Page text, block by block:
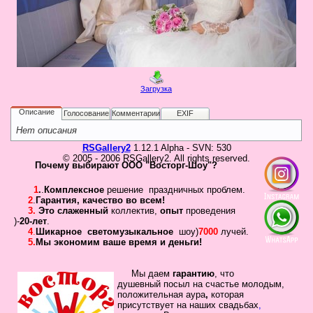
Гостевая
Пользователь
Пароль
Запомнить
Забыли пароль?
Галерея
Загрузка
Описание Голосование Комментарии EXIF
Нет описания
RSGallery21.12.1 Alpha - SVN: 530
© 2005 - 2006 RSGallery2. All rights reserved.
Почему выбирают ООО "Восторг-Шоу"?
1.. Комплексное решение праздничных проблем.
2. Гарантия, качество во всем!
3. Это слаженный коллектив, опыт проведения
)-20-лет.
4. Шикарное светомузыкальное шоу)7000 лучей.
5. Мы экономим ваше время и деньги!
Мы даем гарантию, что
душевный посыл на счастье молодым,
положительная аура, которая
присутствует на наших свадьбах,